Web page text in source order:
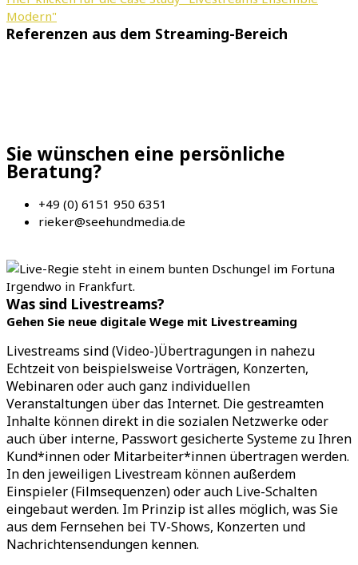
Modern"
Referenzen aus dem Streaming-Bereich
Sie wünschen eine persönliche
Beratung?
+49 (0) 6151 950 6351
rieker@seehundmedia.de
Was sind Livestreams?
Gehen Sie neue digitale Wege mit Livestreaming
Livestreams sind (Video-)Übertragungen in nahezu
Echtzeit von beispielsweise Vorträgen, Konzerten,
Webinaren oder auch ganz individuellen
Veranstaltungen über das Internet. Die gestreamten
Inhalte können direkt in die sozialen Netzwerke oder
auch über interne, Passwort gesicherte Systeme zu Ihren
Kund*innen oder Mitarbeiter*innen übertragen werden.
In den jeweiligen Livestream können außerdem
Einspieler (Filmsequenzen) oder auch Live-Schalten
eingebaut werden. Im Prinzip ist alles möglich, was Sie
aus dem Fernsehen bei TV-Shows, Konzerten und
Nachrichtensendungen kennen.